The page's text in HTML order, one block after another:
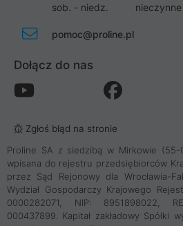
sob. - niedz.
nieczynne
pomoc@proline.pl
Dołącz do nas
Zgłoś błąd na stronie
Proline SA z siedzibą w Mirkowie
wpisana do rejestru przedsiębiorców
przez Sąd Rejonowy dla Wrocławia-
Wydział Gospodarczy Krajowego
0000282071, NIP: 8951898022,
000437899. Kapitał zakładowy Spółki